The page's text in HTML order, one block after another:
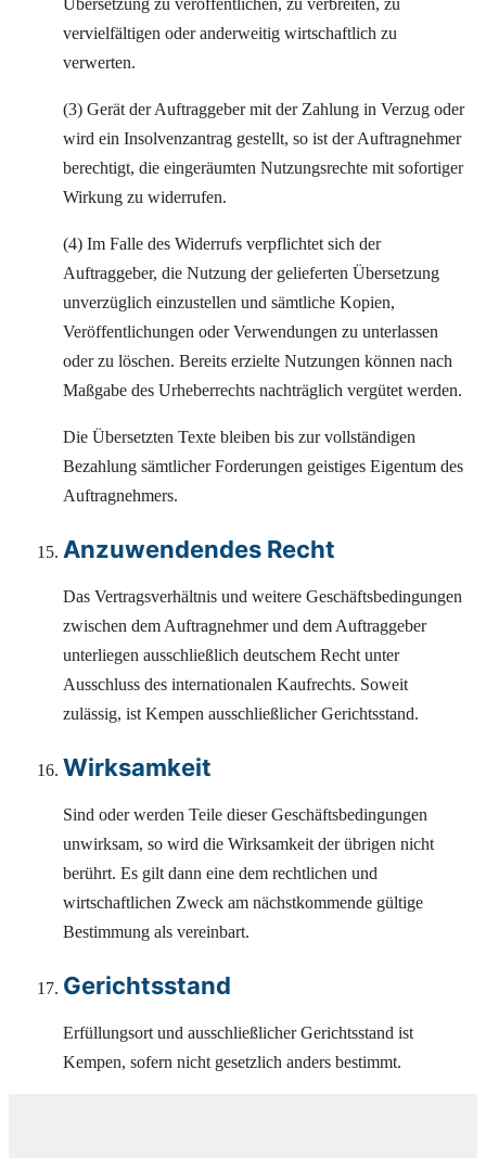
Übersetzung zu veröffentlichen, zu verbreiten, zu
vervielfältigen oder anderweitig wirtschaftlich zu
verwerten.
(3) Gerät der Auftraggeber mit der Zahlung in Verzug oder
wird ein Insolvenzantrag gestellt, so ist der Auftragnehmer
berechtigt, die eingeräumten Nutzungsrechte mit sofortiger
Wirkung zu widerrufen.
(4) Im Falle des Widerrufs verpflichtet sich der
Auftraggeber, die Nutzung der gelieferten Übersetzung
unverzüglich einzustellen und sämtliche Kopien,
Veröffentlichungen oder Verwendungen zu unterlassen
oder zu löschen. Bereits erzielte Nutzungen können nach
Maßgabe des Urheberrechts nachträglich vergütet werden.
Die Übersetzten Texte bleiben bis zur vollständigen
Bezahlung sämtlicher Forderungen geistiges Eigentum des
Auftragnehmers.
Anzuwendendes Recht
Das Vertragsverhältnis und weitere Geschäftsbedingungen
zwischen dem Auftragnehmer und dem Auftraggeber
unterliegen ausschließlich deutschem Recht unter
Ausschluss des internationalen Kaufrechts. Soweit
zulässig, ist Kempen ausschließlicher Gerichtsstand.
Wirksamkeit
Sind oder werden Teile dieser Geschäftsbedingungen
unwirksam, so wird die Wirksamkeit der übrigen nicht
berührt. Es gilt dann eine dem rechtlichen und
wirtschaftlichen Zweck am nächstkommende gültige
Bestimmung als vereinbart.
Gerichtsstand
Erfüllungsort und ausschließlicher Gerichtsstand ist
Kempen, sofern nicht gesetzlich anders bestimmt.